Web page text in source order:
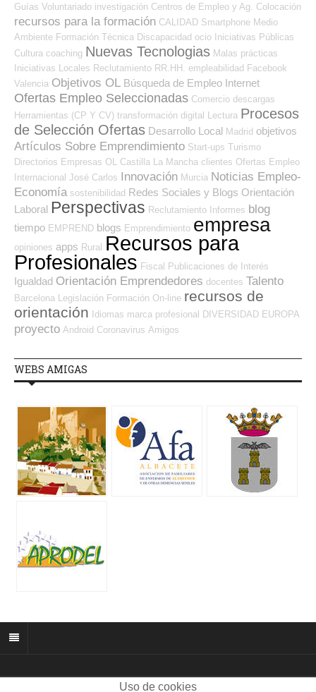
Guías Voluntariado investigación Centros de Empleo y Ag. Colocación
recursos para la formación CALIDAD Smartphone Medio
Ambiente Formación Técnica Discapacidad ocio Iniciativas Públicas
Cultura coaching Nuevas Tecnologias Malas prácticas
Iniciativas Locales Reclutamiento RR.HH. empleabilidad Facebook
Valencia Objetivos OL Búsqueda de Empleo Internet
Ofertas Empleo Seleccionadas Comercio descargas
Herramientas (CP Y CV) transformación digital Lectura Procesos
de Selección Ofertas Desarrollo Local Madrid objetivos
Artículos Sobre Emprendimiento Start-ups Turismo
Directorios Empresas OL
Castilla La Mancha clientes Ofertas Empleo
Internacional José Carlos Innovación Murcia Noticias Empleo-
Economía sostenibilidad Redes Sociales y Blogs Orientación
Laboral Perspectivas Reclutamiento Informes blog
tiempo EMPREND blogs Emprendimiento empresa
opiniones apps Rural Recursos para
Profesionales Fiscal Publicaciones de Interés
Igualdad Orientación Emprendedores docentes Talento
Barcelona Legislación Formación On-line recursos de
orientación Idiomas marca profesional DIVERSIDAD EUROPA
proyecto Android Coronavirus Amigos
WEBS AMIGAS
Uso de cookies